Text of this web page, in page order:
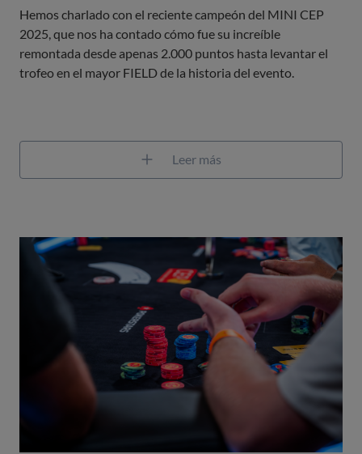
Hemos charlado con el reciente campeón del MINI CEP
2025, que nos ha contado cómo fue su increíble
remontada desde apenas 2.000 puntos hasta levantar el
trofeo en el mayor FIELD de la historia del evento.
Leer más